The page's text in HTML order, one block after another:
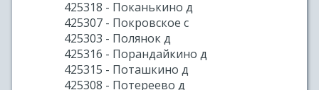
425318 - Поканькино д
425307 - Покровское с
425303 - Полянок д
425316 - Порандайкино д
425315 - Поташкино д
425308 - Потереево д